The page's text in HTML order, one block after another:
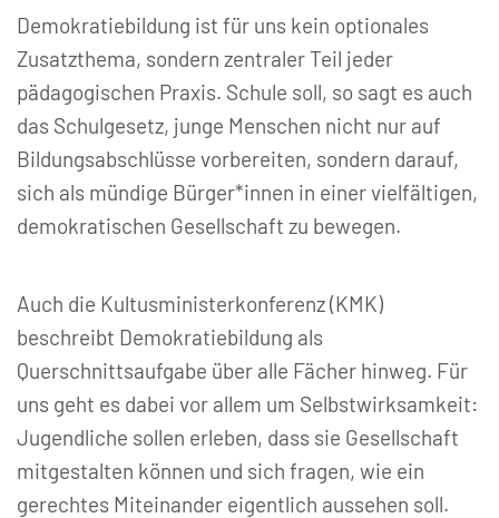
Demokratiebildung ist für uns kein optionales
Zusatzthema, sondern zentraler Teil jeder
pädagogischen Praxis. Schule soll, so sagt es auch
das Schulgesetz, junge Menschen nicht nur auf
Bildungsabschlüsse vorbereiten, sondern darauf,
sich als mündige Bürger*innen in einer vielfältigen,
demokratischen Gesellschaft zu bewegen.
Auch die Kultusministerkonferenz (KMK)
beschreibt Demokratiebildung als
Querschnittsaufgabe über alle Fächer hinweg. Für
uns geht es dabei vor allem um Selbstwirksamkeit:
Jugendliche sollen erleben, dass sie Gesellschaft
mitgestalten können und sich fragen, wie ein
gerechtes Miteinander eigentlich aussehen soll.